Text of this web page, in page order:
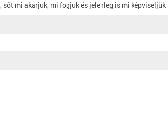
mi akarjuk, mi fogjuk és jelenleg is mi